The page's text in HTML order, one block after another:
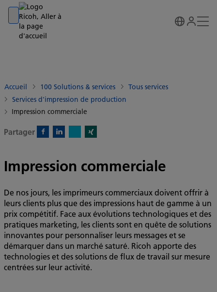
Go to banner
Go to content
Go to footer
Accueil 100 Solutions & services
Tous services
Services d'impression de production
Impression commerciale
Partager
Impression commerciale
De nos jours, les imprimeurs commerciaux doivent offrir à
leurs clients plus que des impressions haut de gamme à un
prix compétitif. Face aux évolutions technologiques et des
pratiques marketing, les clients sont en quête de solutions
innovantes pour personnaliser leurs messages et se
démarquer dans un marché saturé. Ricoh apporte des
technologies et des solutions de flux de travail sur mesure
centrées sur leur activité.